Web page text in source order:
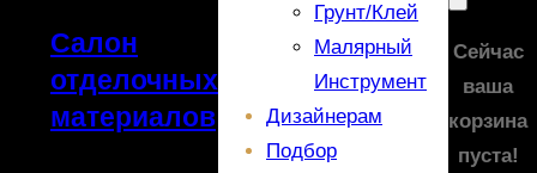
Салон
отделочных
материалов
Грунт/Клей
Малярный
Инструмент
Дизайнерам
Подбор
Сейчас
ваша
корзина
пуста!